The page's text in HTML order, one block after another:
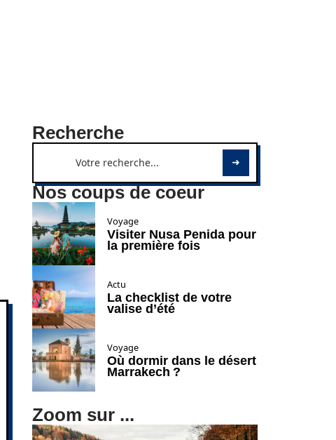
Recherche
Nos coups de coeur
Voyage
Visiter Nusa Penida pour
la première fois
Actu
La checklist de votre
valise d’été
Voyage
Où dormir dans le désert
Marrakech ?
Zoom sur ...